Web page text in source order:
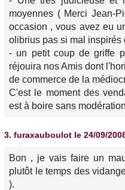
moyennes ( Merci Jean-
occasion , vous avez eu
olibrius pas si mal inspirés
- un petit coup de griffe
réjouira nos Amis dont
de commerce de la
C'est le moment des
est à boire sans
3. furaxauboulot le 24/09/
Bon , je vais faire un
plutôt le temps des
).